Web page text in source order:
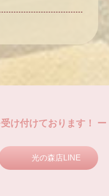
け付けております！ ー
光の森店LINE